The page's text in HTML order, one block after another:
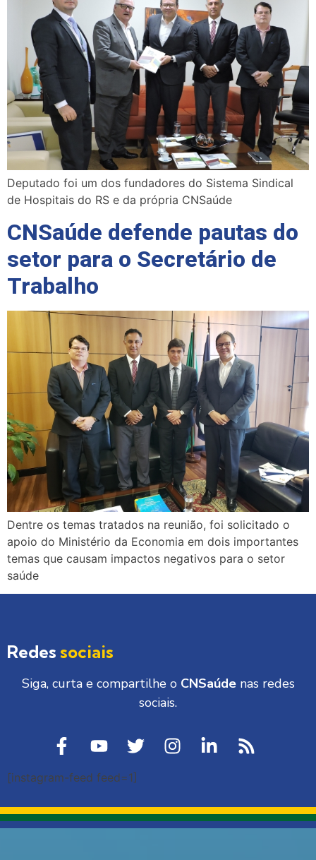
Deputado foi um dos fundadores do Sistema Sindical
de Hospitais do RS e da própria CNSaúde
CNSaúde defende pautas do
setor para o Secretário de
Trabalho
Dentre os temas tratados na reunião, foi solicitado o
apoio do Ministério da Economia em dois importantes
temas que causam impactos negativos para o setor
saúde
Redes sociais
Siga, curta e compartilhe o CNSaúdenas redes
sociais.
[instagram-feed feed=1]